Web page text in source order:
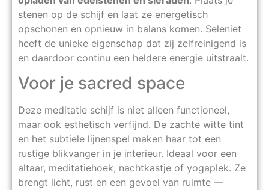
stenen op de schijf en laat ze energetisch
opschonen en opnieuw in balans komen. Seleniet
heeft de unieke eigenschap dat zij zelfreinigend is
en daardoor continu een heldere energie uitstraalt.
Voor je sacred space
Deze meditatie schijf is niet alleen functioneel,
maar ook esthetisch verfijnd. De zachte witte tint
en het subtiele lijnenspel maken haar tot een
rustige blikvanger in je interieur. Ideaal voor een
altaar, meditatiehoek, nachtkastje of yogaplek. Ze
brengt licht, rust en een gevoel van ruimte —